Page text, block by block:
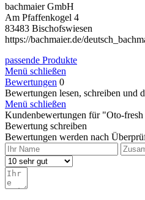
bachmaier GmbH
Am Pfaffenkogel 4
83483 Bischofswiesen
https://bachmaier.de/
passende Produkte
Menü schließen
Bewertungen 0
Bewertungen lesen, schreiben und
Menü schließen
Kundenbewertungen für "Oto-
Bewertung schreiben
Bewertungen werden nach